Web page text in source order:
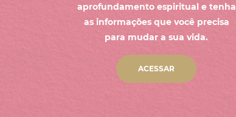
aprofundamento espiritual e tenha
as informações que você precisa
para mudar a sua vida.
ACESSAR